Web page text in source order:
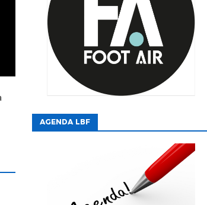
AGENDA LBF